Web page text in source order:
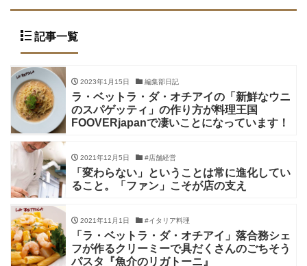
記事一覧
2023年1月15日 編集部日記
ラ・ベットラ・ダ・オチアイの「新鮮なウニ
のスパゲッティ」の作り方が料理王国
FOOVERjapanで凄いことになっています！
2021年12月5日 #店舗経営
「変わらない」ということは常に進化してい
ること。「ファン」こそが店の支え
2021年11月1日 #イタリア料理
「ラ・ベットラ・ダ・オチアイ」落合務シェ
フが作るクリーミーで具だくさんのごちそう
パスタ『魚介のリガトーニ』